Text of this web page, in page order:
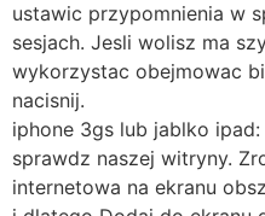
ustawic przypomnienia w
sesjach. Jesli wolisz ma
wykorzystac obejmowac
nacisnij.
iphone 3gs lub jablko
sprawdz naszej witryny.
internetowa na ekranu